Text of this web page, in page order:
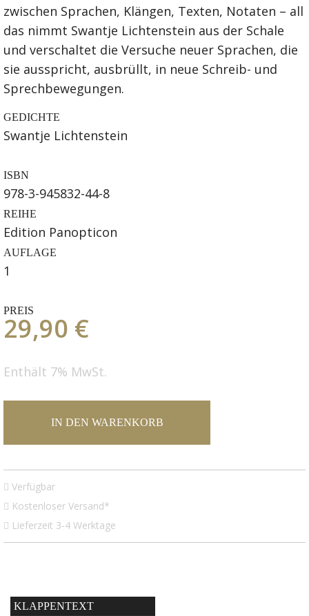
zwischen Sprachen, Klängen, Texten, Notaten – all
das nimmt Swantje Lichtenstein aus der Schale
und verschaltet die Versuche neuer Sprachen, die
sie ausspricht, ausbrüllt, in neue Schreib- und
Sprechbewegungen.
GEDICHTE
Swantje Lichtenstein
ISBN
978-3-945832-44-8
REIHE
Edition Panopticon
AUFLAGE
1
PREIS
29,90 €
Enthält 7% MwSt.
IN DEN WARENKORB
Verfügbar
Kostenloser Versand*
Lieferzeit 3-4 Werktage
KLAPPENTEXT